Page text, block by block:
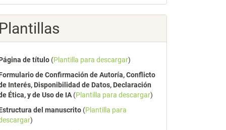
Plantillas
de título (Plantilla para descargar)
de Confirmación de Autoría, Conflicto
Interés, Disponibilidad de Datos, Declaración
Ética, y de Uso de IA (Plantilla para descargar)
del manuscrito (Plantilla para
)